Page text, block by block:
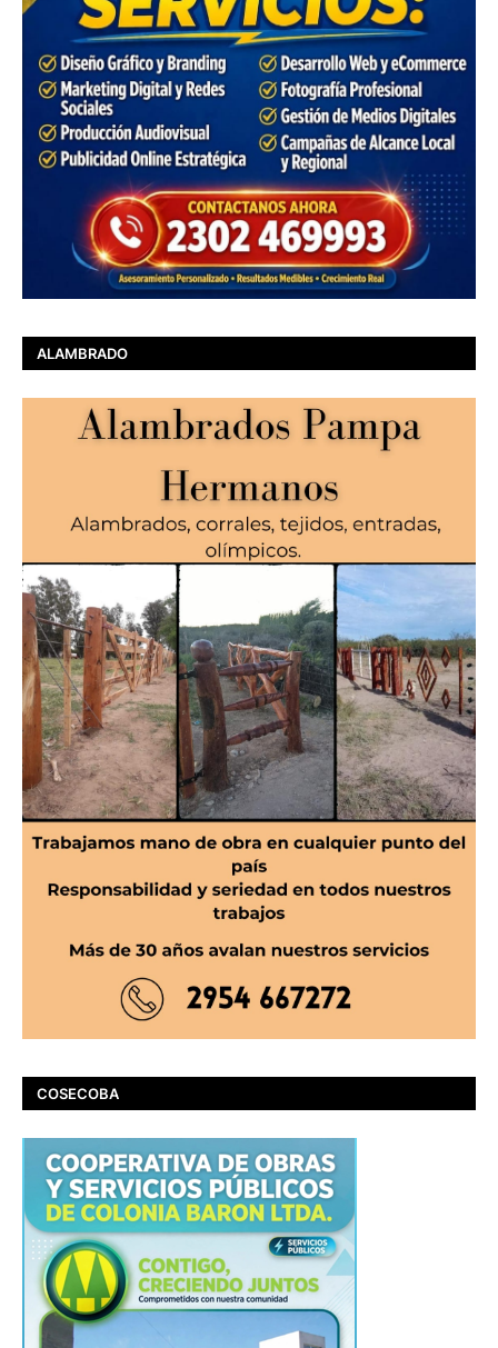
ALAMBRADO
COSECOBA